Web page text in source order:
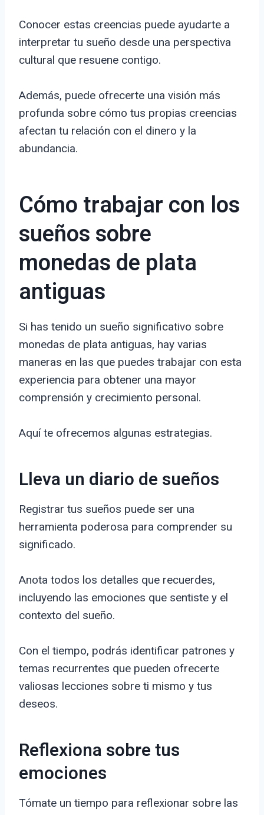
Conocer estas creencias puede ayudarte a
interpretar tu sueño desde una perspectiva
cultural que resuene contigo.
Además, puede ofrecerte una visión más
profunda sobre cómo tus propias creencias
afectan tu relación con el dinero y la
abundancia.
Cómo trabajar con los
sueños sobre
monedas de plata
antiguas
Si has tenido un sueño significativo sobre
monedas de plata antiguas, hay varias
maneras en las que puedes trabajar con esta
experiencia para obtener una mayor
comprensión y crecimiento personal.
Aquí te ofrecemos algunas estrategias.
Lleva un diario de sueños
Registrar tus sueños puede ser una
herramienta poderosa para comprender su
significado.
Anota todos los detalles que recuerdes,
incluyendo las emociones que sentiste y el
contexto del sueño.
Con el tiempo, podrás identificar patrones y
temas recurrentes que pueden ofrecerte
valiosas lecciones sobre ti mismo y tus
deseos.
Reflexiona sobre tus
emociones
Tómate un tiempo para reflexionar sobre las